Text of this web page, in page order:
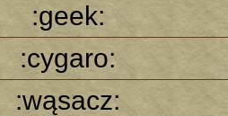
:geek:
:cygaro:
:wąsacz: